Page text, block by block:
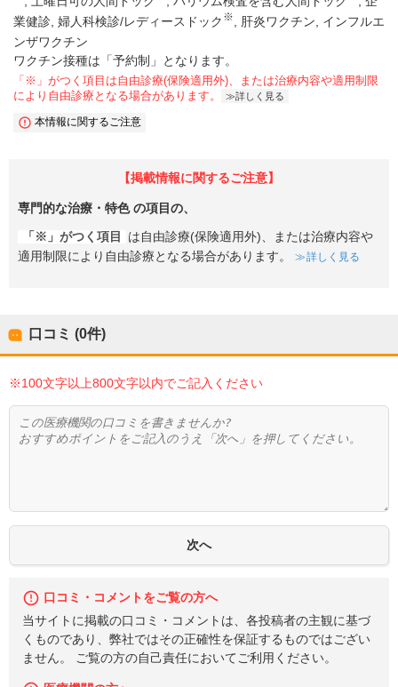
業健診 婦人科検診/レディースドック ※ 肝炎ワクチン
インフルエ
ンザワクチン
ワクチン接種は「予約制」となります。
「※」がつく項目は自由診療(保険適用外)、または治療内容や適用制限
により自由診療となる場合があります。
詳しく見る
本情報に関するご注意
【掲載情報に関するご注意】
専門的な治療・特色の項目の、
「※」がつく項目
は自由診療(保険適用外)、または治療内容や
適用制限により自由診療となる場合があります。
詳しく見る
口コミ (0件)
※100文字以上800文字以内でご記入ください
口コミ・コメントをご覧の方へ
当サイトに掲載の口コミ・コメントは、各投稿者の主観に基づ
くものであり、弊社ではその正確性を保証するものではござい
ません。 ご覧の方の自己責任においてご利用ください。